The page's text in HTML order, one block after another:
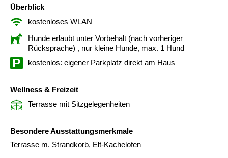
Überblick
kostenloses WLAN
Hunde erlaubt unter Vorbehalt (nach vorheriger
Rücksprache) , nur kleine Hunde, max. 1 Hund
kostenlos: eigener Parkplatz direkt am Haus
Wellness & Freizeit
Terrasse mit Sitzgelegenheiten
Besondere Ausstattungsmerkmale
Terrasse m. Strandkorb, Elt-Kachelofen